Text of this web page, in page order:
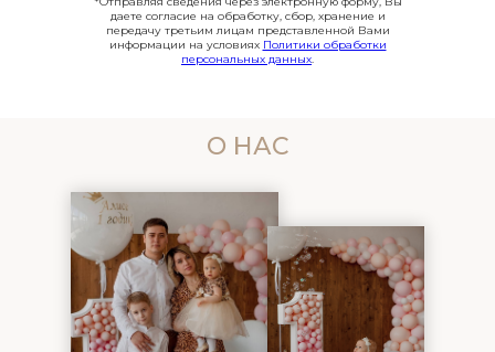
даете согласие на обработку, сбор, хранение и
передачу третьим лицам представленной Вами
информации на условиях Политики обработки
персональных данных.
О НАС